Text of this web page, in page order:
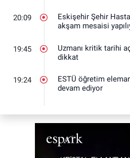
20:09
Eskişehir Şehir
akşam mesaisi
19:45
Uzmanı kritik tarihi
dikkat
19:24
ESTÜ öğretim
devam ediyor